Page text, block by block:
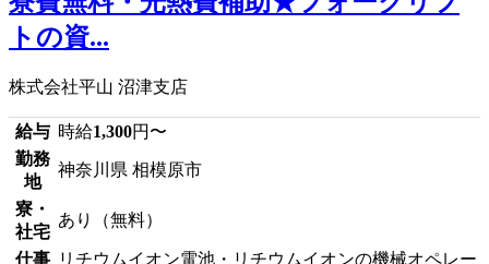
トの資...
株式会社平山 沼津支店
給与 時給1,300円〜
勤務
地
神奈川県 相模原市
寮・
社宅
あり（無料）
仕事 リチウムイオン電池・リチウムイオンの機械オペレー